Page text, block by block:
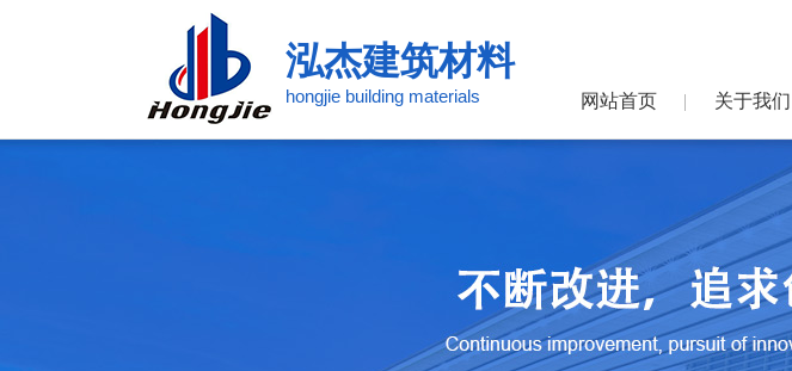
泓杰建筑材料
hongjie building materials 网站首页 关于我们